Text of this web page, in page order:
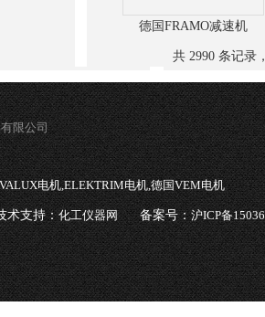
德国FRAMO减速机
共 2990 条记录
限公司
电机,ELEKTRIM电机,德国VEM电机
术支持： 化工仪器网 备案号：沪ICP备